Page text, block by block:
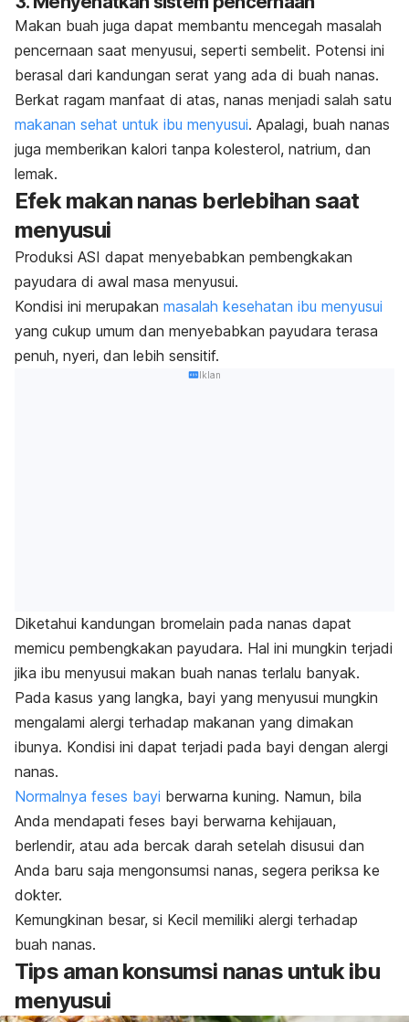
Makan buah juga dapat membantu mencegah masalah
pencernaan saat menyusui, seperti sembelit. Potensi ini
berasal dari kandungan serat yang ada di buah nanas.
Berkat ragam manfaat di atas, nanas menjadi salah satu
makanan sehat untuk ibu menyusui. Apalagi, buah nanas
juga memberikan kalori tanpa kolesterol, natrium, dan
lemak.
Efek makan nanas berlebihan saat
menyusui
Produksi ASI dapat menyebabkan pembengkakan
payudara di awal masa menyusui.
Kondisi ini merupakan masalah kesehatan ibu menyusui
yang cukup umum dan menyebabkan payudara terasa
penuh, nyeri, dan lebih sensitif.
Iklan
Diketahui kandungan bromelain pada nanas dapat
memicu pembengkakan payudara. Hal ini mungkin terjadi
jika ibu menyusui makan buah nanas terlalu banyak.
Pada kasus yang langka, bayi yang menyusui mungkin
mengalami alergi terhadap makanan yang dimakan
ibunya. Kondisi ini dapat terjadi pada bayi dengan alergi
nanas.
Normalnya feses bayi berwarna kuning. Namun, bila
Anda mendapati feses bayi berwarna kehijauan,
berlendir, atau ada bercak darah setelah disusui dan
Anda baru saja mengonsumsi nanas, segera periksa ke
dokter.
Kemungkinan besar, si Kecil memiliki alergi terhadap
buah nanas.
Tips aman konsumsi nanas untuk ibu
menyusui